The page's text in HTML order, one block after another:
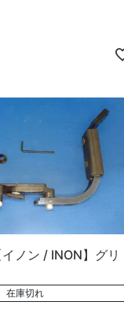
ノン / INON】グリ
在庫切れ